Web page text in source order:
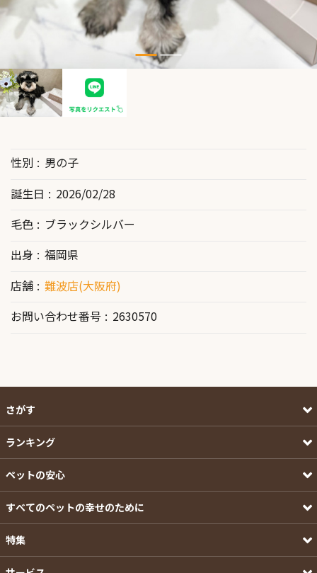
性別
男の子
誕生日
2026/02/28
毛色
ブラックシルバー
出身
福岡県
店舗
難波店(大阪府)
お問い合わせ番号
2630570
さがす
ランキング
ペットの安心
すべてのペットの幸せのために
特集